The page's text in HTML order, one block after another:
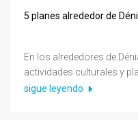
5 planes alrededor de
En los alrededores de
actividades culturales y
sigue leyendo